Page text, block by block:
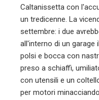
Caltanissetta con
un tredicenne. La
settembre: i due
all'interno di un garage
polsi e bocca con
preso a schiaffi,
con utensili e un
per motori